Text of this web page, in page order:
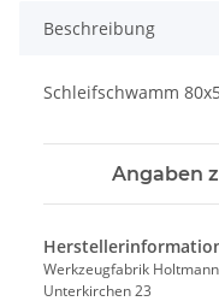
Beschreibung
Schleifschwamm
Angaben
Werkzeugfabrik
Unterkirchen 23